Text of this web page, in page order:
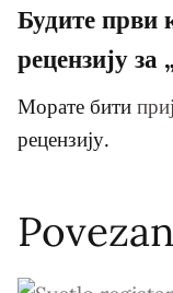
Будите први
рецензију
Морате бити
рецензију.